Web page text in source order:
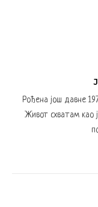
Рођена још давне
Живот схватам као